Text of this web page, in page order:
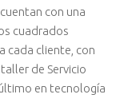
con una
cuadrados
cada cliente, con
de Servicio
en tecnología